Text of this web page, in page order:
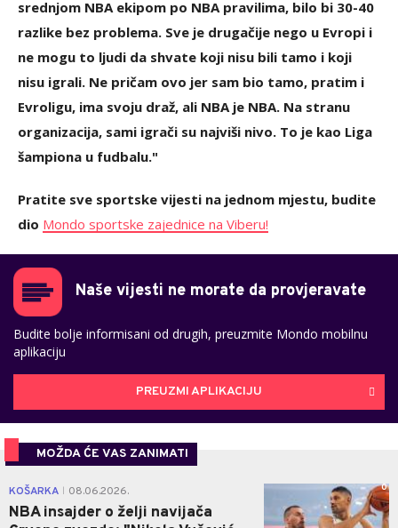
srednjom NBA ekipom po NBA pravilima, bilo bi 30-40
razlike bez problema. Sve je drugačije nego u Evropi i
ne mogu to ljudi da shvate koji nisu bili tamo i koji
nisu igrali. Ne pričam ovo jer sam bio tamo, pratim i
Evroligu, ima svoju draž, ali NBA je NBA. Na stranu
organizacija, sami igrači su najviši nivo. To je kao Liga
šampiona u fudbalu."
Pratite sve sportske vijesti na jednom mjestu, budite
dio Mondo sportske zajednice na Viberu!
Naše vijesti ne morate da provjeravate
Budite bolje informisani od drugih, preuzmite Mondo mobilnu
aplikaciju
PREUZMI APLIKACIJU
MOŽDA ĆE VAS ZANIMATI
KOŠARKA 08.06.2026.
NBA insajder o želji navijača
0